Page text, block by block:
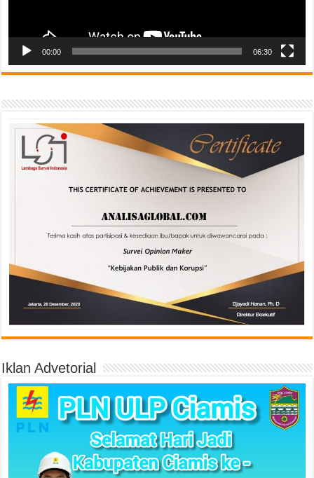
00:00 06:30
Iklan Advetorial